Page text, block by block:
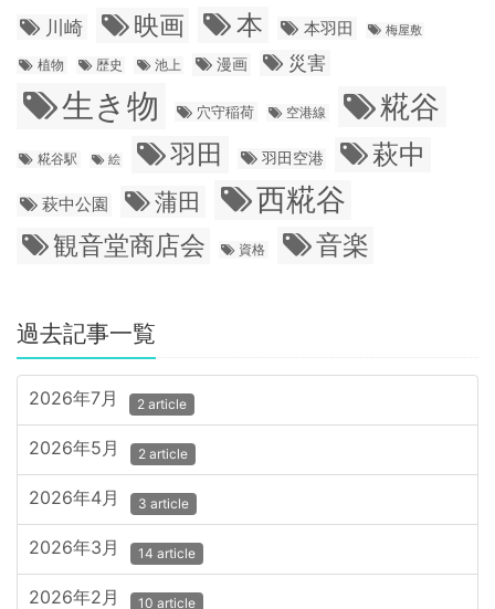
川崎 映画 本 本羽田 梅屋敷
植物 歴史 池上 漫画 災害
生き物 穴守稲荷 空港線 糀谷
糀谷駅 絵 羽田 羽田空港 萩中
萩中公園 蒲田 西糀谷
観音堂商店会 資格 音楽
過去記事一覧
2026年7月 2 article
2026年5月 2 article
2026年4月 3 article
2026年3月 14 article
2026年2月 10 article